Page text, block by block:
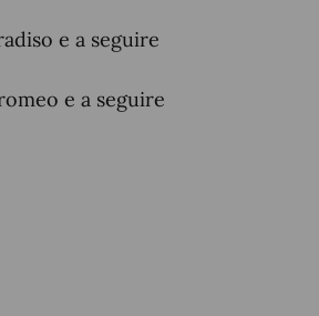
e a seguire
e a seguire